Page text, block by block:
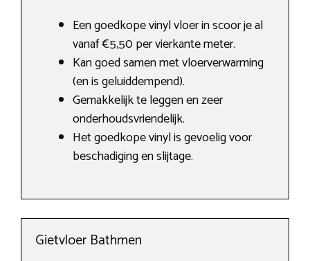
Een goedkope vinyl vloer in scoor je al
vanaf €5,50 per vierkante meter.
Kan goed samen met vloerverwarming
(en is geluiddempend).
Gemakkelijk te leggen en zeer
onderhoudsvriendelijk.
Het goedkope vinyl is gevoelig voor
beschadiging en slijtage.
Gietvloer Bathmen